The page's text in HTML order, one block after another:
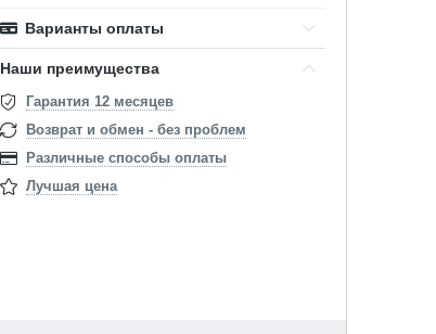
Варианты оплаты
Наши преимущества
Гарантия 12 месяцев
Возврат и обмен - без проблем
Различные способы оплаты
Лучшая цена